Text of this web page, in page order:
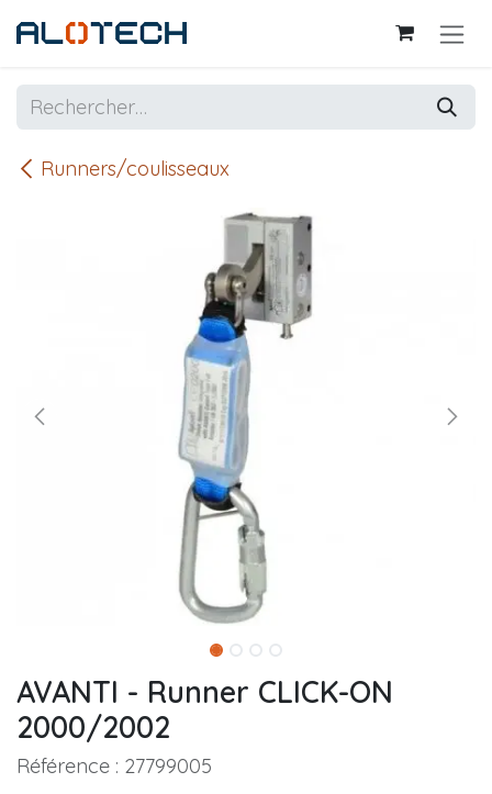
Runners/coulisseaux
AVANTI - Runner CLICK-ON
2000/2002
Référence : 27799005